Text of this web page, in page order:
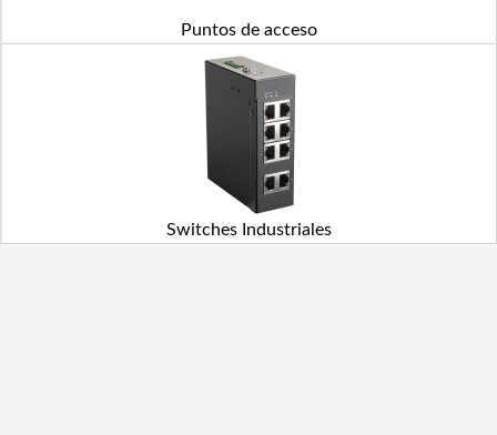
Puntos de acceso
Switches Industriales